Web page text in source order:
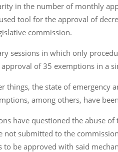
in the number of monthly
tool for the approval of
commission.
sessions in which only
of 35 exemptions in a
the state of emergency
among others, have
have questioned the abuse
not submitted to the
be approved with said